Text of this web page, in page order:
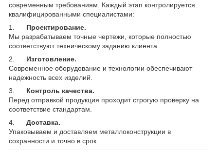
современным требованиям. Каждый этап контролируется
квалифицированными специалистами:
1.
Проектирование.
Мы разрабатываем точные чертежи, которые полностью
соответствуют техническому заданию клиента.
2.
Изготовление.
Современное оборудование и технологии обеспечивают
надежность всех изделий.
3.
Контроль качества.
Перед отправкой продукция проходит строгую проверку на
соответствие стандартам.
4.
Доставка.
Упаковываем и доставляем металлоконструкции в
сохранности и точно в срок.